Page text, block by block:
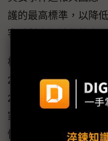
護的最高標準，以降
客戶對市場銷售的產
根據市調公司 Statista
2022 年將達到1,261
2,078億美元。智慧家
家必爭之地，當我們
慎選合作夥伴，才是